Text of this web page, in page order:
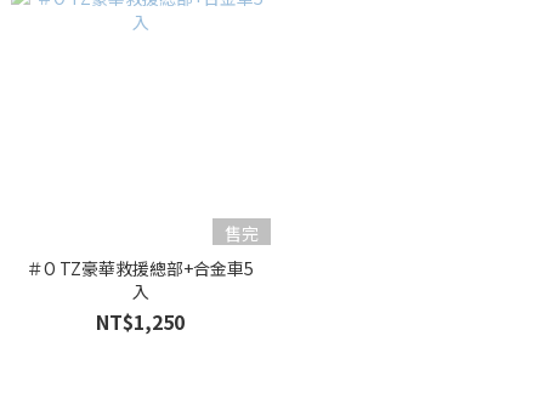
售完
＃O TZ豪華救援總部+合金車5
入
NT$1,250